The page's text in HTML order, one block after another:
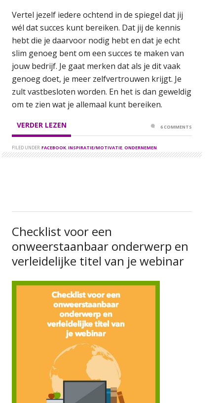
Vertel jezelf iedere ochtend in de spiegel dat jij
wél dat succes kunt bereiken. Dat jij de kennis
hebt die je daarvoor nodig hebt en dat je echt
slim genoeg bent om een succes te maken van
jouw bedrijf. Je gaat merken dat als je dit vaak
genoeg doet, je meer zelfvertrouwen krijgt. Je
zult vastbesloten worden. En het is dan geweldig
om te zien wat je allemaal kunt bereiken.
VERDER LEZEN
FILED UNDER:FACEBOOK,INSPIRATIE/MOTIVATIE,ONDERNEMEN
6 COMMENTS
Checklist voor een
onweerstaanbaar onderwerp en
verleidelijke titel van je webinar